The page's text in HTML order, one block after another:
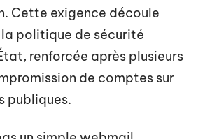
Cette exigence découle
politique de sécurité
renforcée après plusieurs
de comptes sur
publiques.